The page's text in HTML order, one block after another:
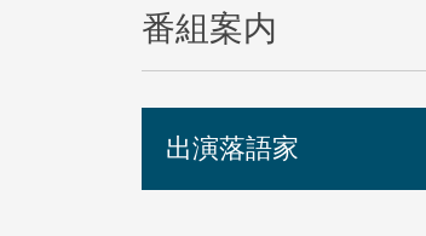
番組案内
出演落語家